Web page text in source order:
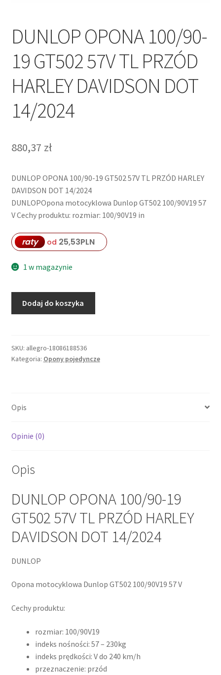
DUNLOP OPONA 100/90-
19 GT502 57V TL PRZÓD
HARLEY DAVIDSON DOT
14/2024
880,37 zł
DUNLOP OPONA 100/90-19 GT502 57V TL PRZÓD HARLEY
DAVIDSON DOT 14/2024
DUNLOPOpona motocyklowa Dunlop GT502 100/90V19 57
V Cechy produktu: rozmiar: 100/90V19 in
raty od 25,53PLN
1 w magazynie
19
GT502
HARLEY
DOT
Dodaj do koszyka
SKU: allegro-18086188536
Kategoria: Opony pojedyncze
Opis
Opinie (0)
Opis
DUNLOP OPONA 100/90-19
GT502 57V TL PRZÓD HARLEY
DAVIDSON DOT 14/2024
DUNLOP
Opona motocyklowa Dunlop GT502 100/90V19 57 V
Cechy produktu:
rozmiar: 100/90V19
indeks nośności: 57 – 230kg
indeks prędkości: V do 240 km/h
przeznaczenie: przód